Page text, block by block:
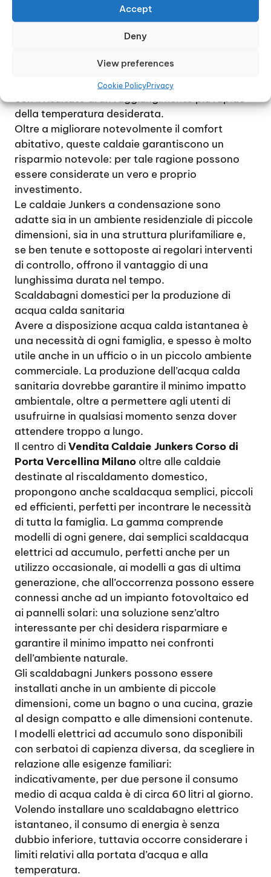
Accept
Deny
View preferences
Cookie PolicyPrivacy
normalmente genera vapori che possono
facilmente raggiungere anche una temperatura
permette di riutilizzare questo calore e
sfruttarlo per potenziare l’impianto riscaldante,
con il risultato di un raggiungimento più rapido
della temperatura desiderata.
Oltre a migliorare notevolmente il comfort
abitativo, queste caldaie garantiscono un
risparmio notevole: per tale ragione possono
essere considerate un vero e proprio
investimento.
Le caldaie Junkers a condensazione sono
adatte sia in un ambiente residenziale di piccole
dimensioni, sia in una struttura plurifamiliare e,
se ben tenute e sottoposte ai regolari interventi
di controllo, offrono il vantaggio di una
lunghissima durata nel tempo.
Scaldabagni domestici per la produzione di
acqua calda sanitaria
Avere a disposizione acqua calda istantanea è
una necessità di ogni famiglia, e spesso è molto
utile anche in un ufficio o in un piccolo ambiente
commerciale. La produzione dell’acqua calda
sanitaria dovrebbe garantire il minimo impatto
ambientale, oltre a permettere agli utenti di
usufruirne in qualsiasi momento senza dover
attendere troppo a lungo.
Il centro diVendita Caldaie Junkers Corso di
Porta Vercellina Milano oltre alle caldaie
destinate al riscaldamento domestico,
propongono anche scaldacqua semplici, piccoli
ed efficienti, perfetti per incontrare le necessità
di tutta la famiglia. La gamma comprende
modelli di ogni genere, dai semplici scaldacqua
elettrici ad accumulo, perfetti anche per un
utilizzo occasionale, ai modelli a gas di ultima
generazione, che all’occorrenza possono essere
connessi anche ad un impianto fotovoltaico ed
ai pannelli solari: una soluzione senz’altro
interessante per chi desidera risparmiare e
garantire il minimo impatto nei confronti
dell’ambiente naturale.
Gli scaldabagni Junkers possono essere
installati anche in un ambiente di piccole
dimensioni, come un bagno o una cucina, grazie
al design compatto e alle dimensioni contenute.
I modelli elettrici ad accumulo sono disponibili
con serbatoi di capienza diversa, da scegliere in
relazione alle esigenze familiari:
indicativamente, per due persone il consumo
medio di acqua calda è di circa 60 litri al giorno.
Volendo installare uno scaldabagno elettrico
istantaneo, il consumo di energia è senza
dubbio inferiore, tuttavia occorre considerare i
limiti relativi alla portata d’acqua e alla
temperatura.